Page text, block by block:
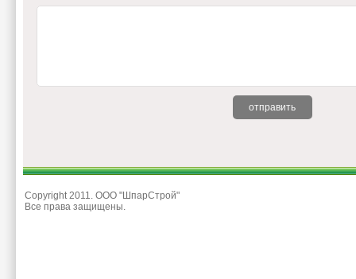
Copyright 2011. ООО "ШпарСтрой"
Все права защищены.